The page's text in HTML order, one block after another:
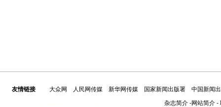
友情链接 大众网 人民网传媒 新华网传媒 国家新闻出版署
中国新闻
杂志简介-网站简介-